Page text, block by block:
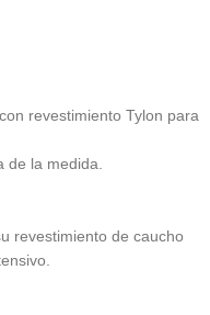
revestimiento Tylon para
de la medida.
revestimiento de caucho